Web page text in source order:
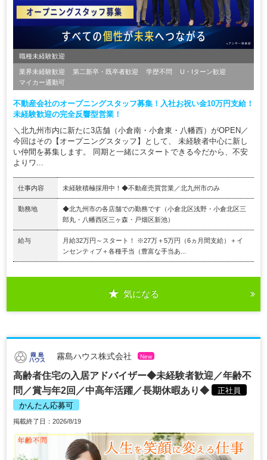
職種未経験歓迎
業界未経験歓迎 第二新卒・既卒者歓迎 学歴不問
U・Iターン歓迎
マイカー通勤可
不動産会社のオープニングスタッフ募集！入社お祝い金10万円支給！
未経験歓迎の完全反響型営業！
＼北九州市内に新たに3店舗（小倉南・小倉東・八幡西）がOPEN／
今回はその【オープニングスタッフ】として、 未経験者中心に新し
い仲間を募集します。 同期と一緒にスタートできる今だから、不安
よりワ...
仕事内容 未経験積極採用中！◆不動産売買営業／北九州市のみ
勤務地
◆北九州市の各店舗での勤務です（小倉北区浅野・小倉北区三
郎丸・八幡西区三ヶ森・戸畑区新池）
給与
月給32万円～スタート！ ※27万＋5万円（6ヵ月間支給）＋イ
ンセンティブ＋各種手当（豊富な手当あ...
気になる
霧島ハウス株式会社 New
高齢者住宅の入居アドバイザー◆未経験者歓迎／年齢不
問／賞与年2回／中高年活躍／長期休暇あり◆
正社員
かんたん応募可
掲載終了日：2026/8/19